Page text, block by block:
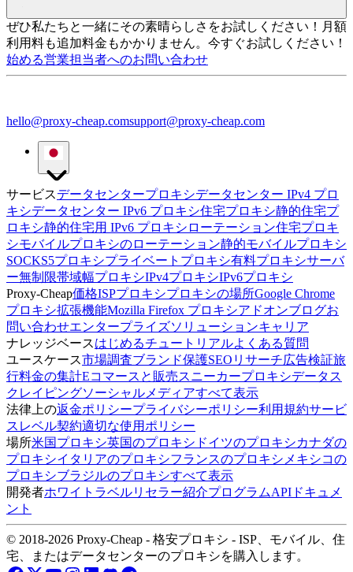
ぜひ私たちと一緒にその素晴らしさをお試しください！ 月額
利用料も追加料金もかかりません。今すぐお試しください！
始める営業担当者へのお問い合わせ
hello@proxy-cheap.comsupport@proxy-cheap.com
サービスデータセンタープロキシデータセンター IPv4 プロ
キシデータセンター IPv6 プロキシ住宅プロキシ静的住宅プ
ロキシ静的住宅用 IPv6 プロキシ ローテーション住宅プロキ
シモバイルプロキシのローテーション静的モバイルプロキシ
SOCKS5プロキシプライベートプロキシ有料プロキシサーバ
ー無制限帯域幅プロキシIPv4プロキシIPv6プロキシ
Proxy-Cheap価格ISPプロキシプロキシの場所Google Chrome
プロキシ拡張機能Mozilla Firefox プロキシアドオンブログお
問い合わせエンタープライズソリューションキャリア
ナレッジベースはじめるチュートリアルよくある質問
ユースケース市場調査ブランド保護SEOリサーチ広告検証旅
行料金の集計Eコマースと販売スニーカープロキシデータス
クレイピングソーシャルメディアすべて表示
法律上の返金ポリシープライバシーポリシー利用規約サービ
スレベル契約適切な使用ポリシー
場所米国プロキシ英国のプロキシ ドイツのプロキシカナダの
プロキシイタリアのプロキシフランスのプロキシ メキシコの
プロキシブラジルのプロキシすべて表示
開発者ホワイトラベルリセラー紹介プログラムAPIドキュメ
ント
© 2018-2026 Proxy-Cheap - 格安プロキシ - ISP、モバイル、住
宅、またはデータセンターのプロキシを購入します。